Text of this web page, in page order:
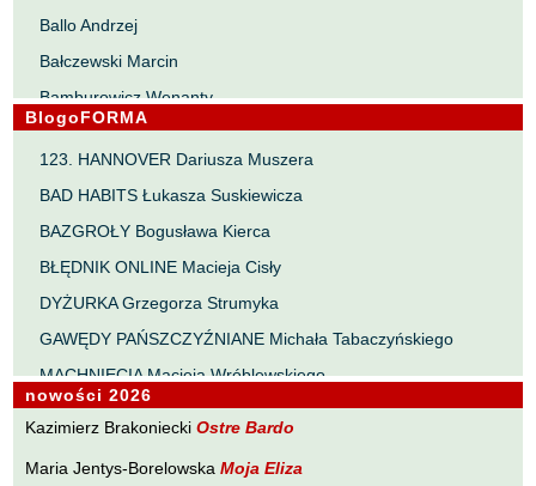
Ballo Andrzej
Bałczewski Marcin
Bamburowicz Wenanty
Bawołek Waldemar
Bereza Henryk
Berezin Kostia
Bielawa Jacek
Biernacka Alina
Bieszczad Maciej
Bigoszewska Maria
Bitner Dariusz
Błahy Jarosław
BlogoFORMA
123. HANNOVER Dariusza Muszera
BAD HABITS Łukasza Suskiewicza
BAZGROŁY Bogusława Kierca
BŁĘDNIK ONLINE Macieja Cisły
DYŻURKA Grzegorza Strumyka
GAWĘDY PAŃSZCZYŹNIANE Michała Tabaczyńskiego
MACHNIĘCIA Macieja Wróblewskiego
MAŁOMIASTECZKOWE ZRYWY Zbigniewa Wojciechowicza
nowości 2026
Kazimierz BrakonieckiOstre Bardo
Maria Jentys-BorelowskaMoja Eliza